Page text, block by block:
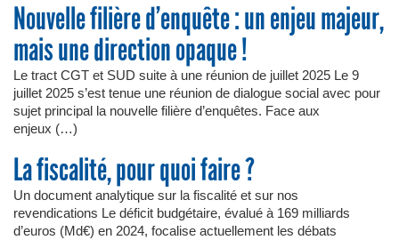
Nouvelle filière d’enquête : un enjeu majeur,
mais une direction opaque !
Le tract CGT et SUD suite à une réunion de juillet 2025 Le 9
juillet 2025 s’est tenue une réunion de dialogue social avec pour
sujet principal la nouvelle filière d’enquêtes. Face aux
enjeux (…)
La fiscalité, pour quoi faire ?
Un document analytique sur la fiscalité et sur nos
revendications Le déficit budgétaire, évalué à 169 milliards
d’euros (Md€) en 2024, focalise actuellement les débats